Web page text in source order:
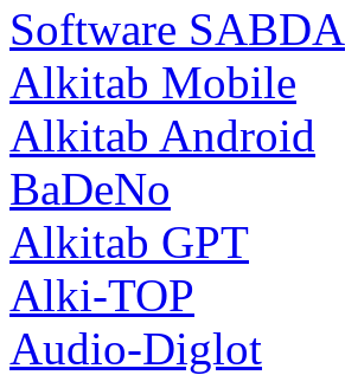
Software SABDA
Alkitab Mobile
Alkitab Android
BaDeNo
Alkitab GPT
Alki-TOP
Audio-Diglot